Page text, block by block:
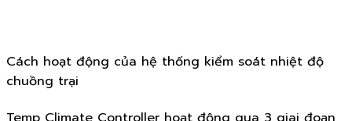
Cách hoạt động của hệ thống kiểm soát nhiệt độ
chuồng trại